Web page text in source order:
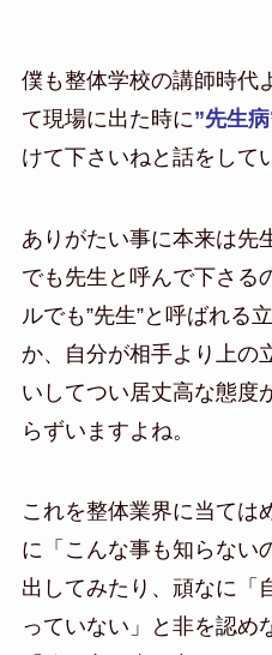
僕も整体学校の講師時代
て現場に出た時に”先生病
けて下さいねと話をして
ありがたい事に本来は先
でも先生と呼んで下さる
ルでも”先生”と呼ばれる
か、自分が相手より上の
いしてつい居丈高な態度
らずいますよね。
これを整体業界に当ては
に「こんな事も知らない
出してみたり、頑なに「
っていない」と非を認め